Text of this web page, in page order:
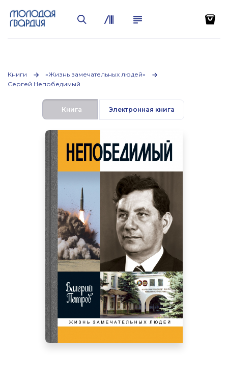
Книги
«Жизнь замечательных людей»
Сергей Непобедимый
Книга Электронная книга